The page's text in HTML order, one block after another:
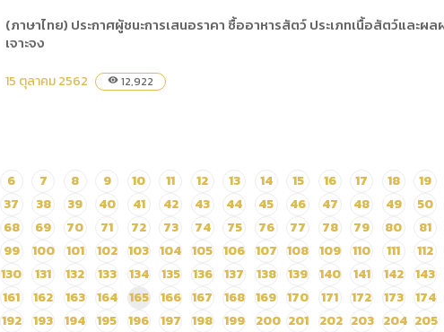
(ภาษาไทย) ประกาศผู้ชนะการเสนอราคา ซื้ออาหารสัตว์ ประเภทเนื้อสัตว์และ
เจาะจง
15 ตุลาคม 2562 visibility 12,922
6 7 8 9 10 11 12 13 14 15 16 17 18 19
37 38 39 40 41 42 43 44 45 46 47 48 49 50
68 69 70 71 72 73 74 75 76 77 78 79 80 81
99 100 101 102 103 104 105 106 107 108 109 110 111 112
130 131 132 133 134 135 136 137 138 139 140 141 142 143
161 162 163 164 165 166 167 168 169 170 171 172 173 174
192 193 194 195 196 197 198 199 200 201 202 203 204 205